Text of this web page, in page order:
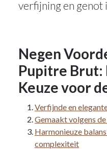
verfijning en genot
Negen
Pupitre Brut:
Keuze voor
Verfijnde en
Gemaakt volgens
Harmonieuze
complexiteit